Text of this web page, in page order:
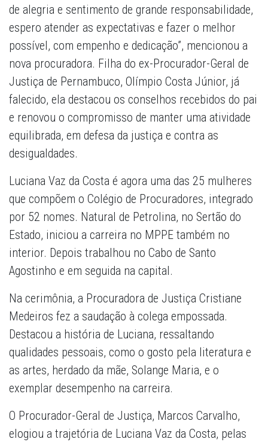
de alegria e sentimento de grande responsabilidade,
espero atender as expectativas e fazer o melhor
possível, com empenho e dedicação”, mencionou a
nova procuradora. Filha do ex-Procurador-Geral de
Justiça de Pernambuco, Olímpio Costa Júnior, já
falecido, ela destacou os conselhos recebidos do pai
e renovou o compromisso de manter uma atividade
equilibrada, em defesa da justiça e contra as
desigualdades.
Luciana Vaz da Costa é agora uma das 25 mulheres
que compõem o Colégio de Procuradores, integrado
por 52 nomes. Natural de Petrolina, no Sertão do
Estado, iniciou a carreira no MPPE também no
interior. Depois trabalhou no Cabo de Santo
Agostinho e em seguida na capital.
Na cerimônia, a Procuradora de Justiça Cristiane
Medeiros fez a saudação à colega empossada.
Destacou a história de Luciana, ressaltando
qualidades pessoais, como o gosto pela literatura e
as artes, herdado da mãe, Solange Maria, e o
exemplar desempenho na carreira.
O Procurador-Geral de Justiça, Marcos Carvalho,
elogiou a trajetória de Luciana Vaz da Costa, pelas